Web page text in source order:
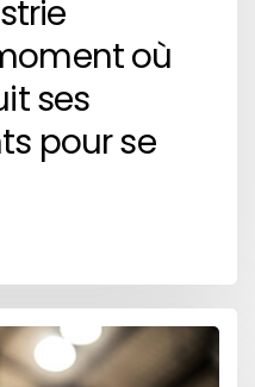
où
ses
pour se